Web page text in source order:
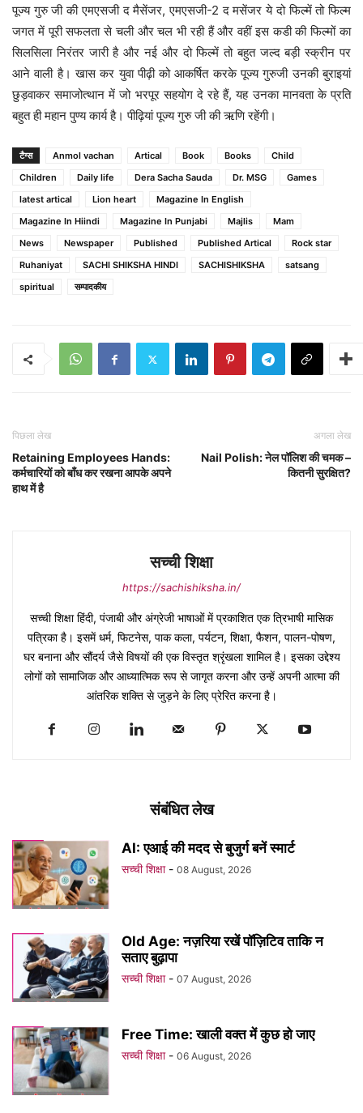
पूज्य गुरु जी की एमएसजी द मैसेंजर, एमएसजी-2 द मसेंजर ये दो फिल्में तो फिल्म
जगत में पूरी सफलता से चली और चल भी रही हैं और वहीं इस कडी की फिल्मों का
सिलसिला निरंतर जारी है और नई और दो फिल्में तो बहुत जल्द बड़ी स्क्रीन पर
आने वाली है। खास कर युवा पीढ़ी को आकर्षित करके पूज्य गुरुजी उनकी बुराइयां
छुड़वाकर समाजोत्थान में जो भरपूर सहयोग दे रहे हैं, यह उनका मानवता के प्रति
बहुत ही महान पुण्य कार्य है। पीढ़ियां पूज्य गुरु जी की ऋणि रहेंगी।
टैग्स Anmol vachan Artical Book Books
Child
Children
Daily life Dera Sacha Sauda Dr. MSG
Games
latest artical
Lion heart
Magazine In English
Magazine In Hiindi
Magazine In Punjabi Majlis
Mam
News
Newspaper Published Published Artical
Rock star
Ruhaniyat
SACHI SHIKSHA HINDI SACHISHIKSHA
satsang
spiritual
सम्पादकीय
पिछला लेख
Retaining Employees Hands:
कर्मचारियों को बाँध कर रखना आपके अपने
हाथ में है
अगला लेख
Nail Polish: नेल पॉलिश की चमक –
कितनी सुरक्षित?
सच्ची शिक्षा
https://sachishiksha.in/
सच्ची शिक्षा हिंदी, पंजाबी और अंग्रेजी भाषाओं में प्रकाशित एक त्रिभाषी मासिक
पत्रिका है। इसमें धर्म, फिटनेस, पाक कला, पर्यटन, शिक्षा, फैशन, पालन-पोषण,
घर बनाना और सौंदर्य जैसे विषयों की एक विस्तृत श्रृंखला शामिल है। इसका उद्देश्य
लोगों को सामाजिक और आध्यात्मिक रूप से जागृत करना और उन्हें अपनी आत्मा की
आंतरिक शक्ति से जुड़ने के लिए प्रेरित करना है।
संबंधित लेख
AI: एआई की मदद से बुजुर्ग बनें स्मार्ट
सच्ची शिक्षा - 08 August, 2026
Old Age: नज़रिया रखें पॉज़िटिव ताकि न
सताए बुढ़ापा
सच्ची शिक्षा - 07 August, 2026
Free Time: खाली वक्त में कुछ हो जाए
सच्ची शिक्षा - 06 August, 2026